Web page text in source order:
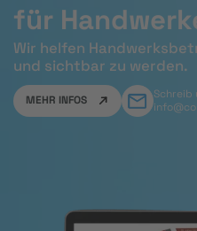
für
Wir helfen
und sichtbar zu werden.
MEHR INFOS
Schreib